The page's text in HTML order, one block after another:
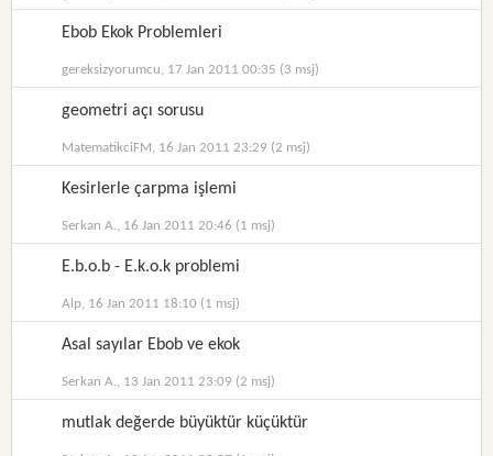
Ebob Ekok Problemleri
gereksizyorumcu, 17 Jan 2011 00:35 (3 msj)
geometri açı sorusu
MatematikciFM, 16 Jan 2011 23:29 (2 msj)
Kesirlerle çarpma işlemi
Serkan A., 16 Jan 2011 20:46 (1 msj)
E.b.o.b - E.k.o.k problemi
Alp, 16 Jan 2011 18:10 (1 msj)
Asal sayılar Ebob ve ekok
Serkan A., 13 Jan 2011 23:09 (2 msj)
mutlak değerde büyüktür küçüktür